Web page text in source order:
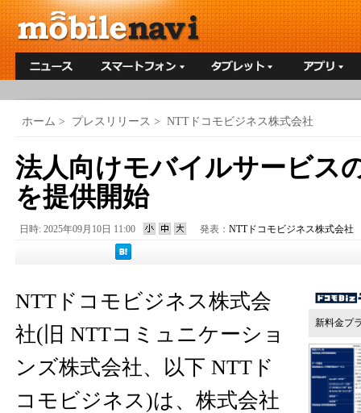
ホーム > プレスリリース > NTTドコモビジネス株式会社
法人向けモバイルサービス
を提供開始
日時: 2025年09月10日 11:00 発表： NTTドコモビジネス株式会社
新料金プ
NTTドコモビジネス株式会
社(旧 NTTコミュニケーショ
ンズ株式会社、以下 NTTド
コモビジネス)は、株式会社